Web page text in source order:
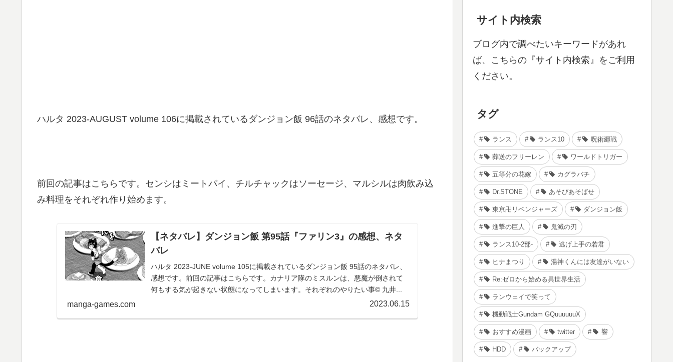
ハルタ 2023-AUGUST volume 106に掲載されているダンジョン飯 96話のネタバレ、感想です。
前回の記事はこちらです。センシはミートパイ、チルチャックはソーセージ、マルシルは肉飲み込
み料理をそれぞれ作り始めます。
【ネタバレ】ダンジョン飯 第95話『ファリン3』の感想、ネタ
バレ
ハルタ 2023-JUNE volume 105に掲載されているダンジョン飯 95話のネタバレ、
感想です。前回の記事はこちらです。カナリア隊のミスルンは、悪魔が倒されて
何もする気が起きない状態になってしまいます。それぞれのやりたい事© 九井...
manga-games.com 2023.06.15
サイト内検索
ブログ内で調べたいキーワードがあれ
ば、こちらの『サイト内検索』をご利用
ください。
タグ
ランス ランス10 呪術廻戦
葬送のフリーレン ワールドトリガー
五等分の花嫁 カグラバチ
Dr.STONE あそびあそばせ
東京卍リベンジャーズ ダンジョン飯
進撃の巨人 鬼滅の刃
ランス10-2部- 逃げ上手の若君
ヒナまつり 湯神くんには友達がいない
Re:ゼロから始める異世界生活
ランウェイで笑って
機動戦士Gundam GQuuuuuuX
おすすめ漫画 twitter 響
HDD バックアップ